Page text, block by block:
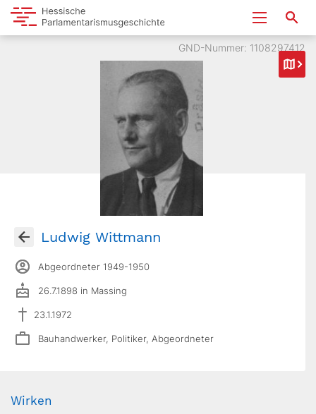
GND-Nummer: 1108297412
Ludwig Wittmann
Abgeordneter 1949-1950
26.7.1898 in Massing
23.1.1972
Bauhandwerker, Politiker, Abgeordneter
Wirken